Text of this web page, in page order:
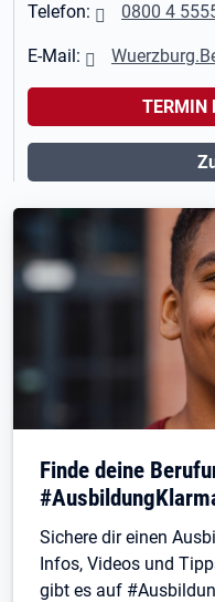
Telefon: 0800 4
E-Mail:
TERMIN
Finde deine
Sichere dir einen
Infos, Videos und
gibt es auf